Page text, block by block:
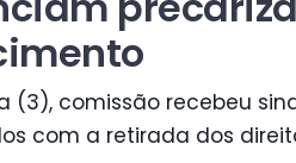
(3), comissão recebeu
com a retirada dos